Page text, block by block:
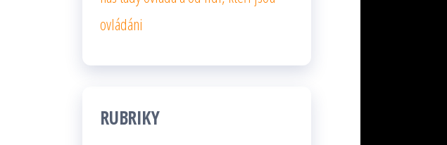
ovládáni
RUBRIKY